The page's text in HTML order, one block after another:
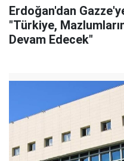
Erdoğan'dan
"Türkiye,
Devam Edecek"